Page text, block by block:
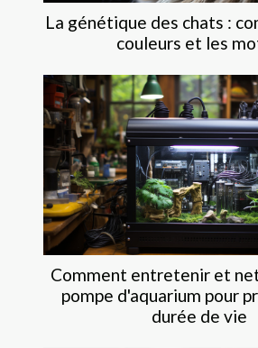
La génétique des chats :
couleurs et les
Comment entretenir et
pompe d'aquarium pour
durée de vie